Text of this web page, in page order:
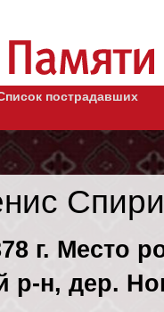
пострадавших
г. Место
р-н, дер.